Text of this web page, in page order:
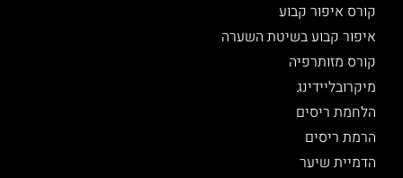
קורס איפור קבוע
איפור קבוע בשיטת השערה
קורס מזותרפיה
מיקרובליידינג
הלחמת ריסים
הרמת ריסים
הדמיית שיער